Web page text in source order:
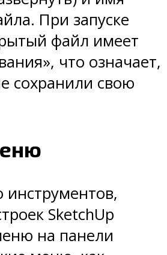
При запуске
файл имеет
что означает,
сохранили свою
SketchUp
на панели